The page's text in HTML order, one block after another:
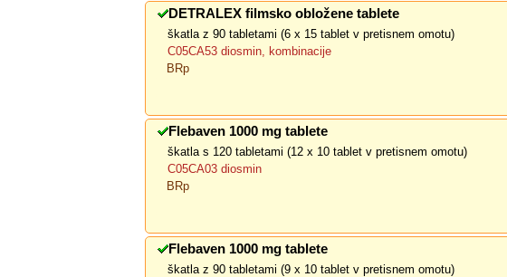
DETRALEX filmsko obložene tablete
škatla z 90 tabletami (6 x 15 tablet v pretisnem omotu)
C05CA53 diosmin, kombinacije
BRp
Flebaven 1000 mg tablete
škatla s 120 tabletami (12 x 10 tablet v pretisnem omotu)
C05CA03 diosmin
BRp
Flebaven 1000 mg tablete
škatla z 90 tabletami (9 x 10 tablet v pretisnem omotu)